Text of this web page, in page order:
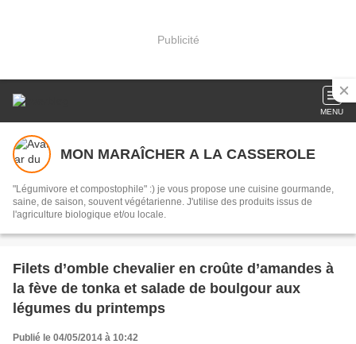
Publicité
MENU
MON MARAÎCHER A LA CASSEROLE
"Légumivore et compostophile" :) je vous propose une cuisine gourmande,
saine, de saison, souvent végétarienne. J'utilise des produits issus de
l'agriculture biologique et/ou locale.
Filets d’omble chevalier en croûte d’amandes à
la fève de tonka et salade de boulgour aux
légumes du printemps
Publié le 04/05/2014 à 10:42